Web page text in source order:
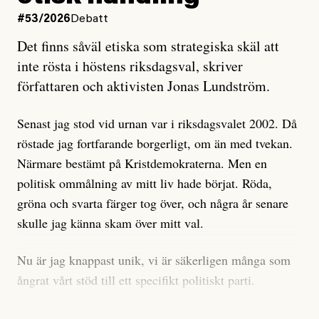
oro inom rörelsen.
Artikeln undersöker inte, som ETC påstår, ”vad som
är sant, vad som är rykten”, utan den bidrar bara till
ännu mer ryktesspridning. Det finns inte ett enda bevis
misstänkta personen är en infiltratör. Det som läsaren
får veta är att personen har ändrat sina politiska åsikter
under åren, att den har raderat tidigare innehåll på sina
sociala medier, att artikelns författare inte förstår sig
på personens ekonomi och att det tydligen finns
anonyma röster inom rörelsen som säger saker som
anses vara anledningar att titta närmare på personen,
men ingenting av detta är tillräckligt för att hänga ut
#53/2026 Debatt
Det finns såväl etiska som strategiska skäl att
inte rösta i höstens riksdagsval, skriver
författaren och aktivisten Jonas Lundström.
Senast jag stod vid urnan var i riksdagsvalet 2002. Då
röstade jag fortfarande borgerligt, om än med tvekan.
Närmare bestämt på Kristdemokraterna. Men en
politisk ommålning av mitt liv hade börjat. Röda,
gröna och svarta färger tog över, och några år senare
skulle jag känna skam över mitt val.
Nu är jag knappast unik, vi är säkerligen många som
ångrat vårt stöd till ett specifikt politiskt parti.